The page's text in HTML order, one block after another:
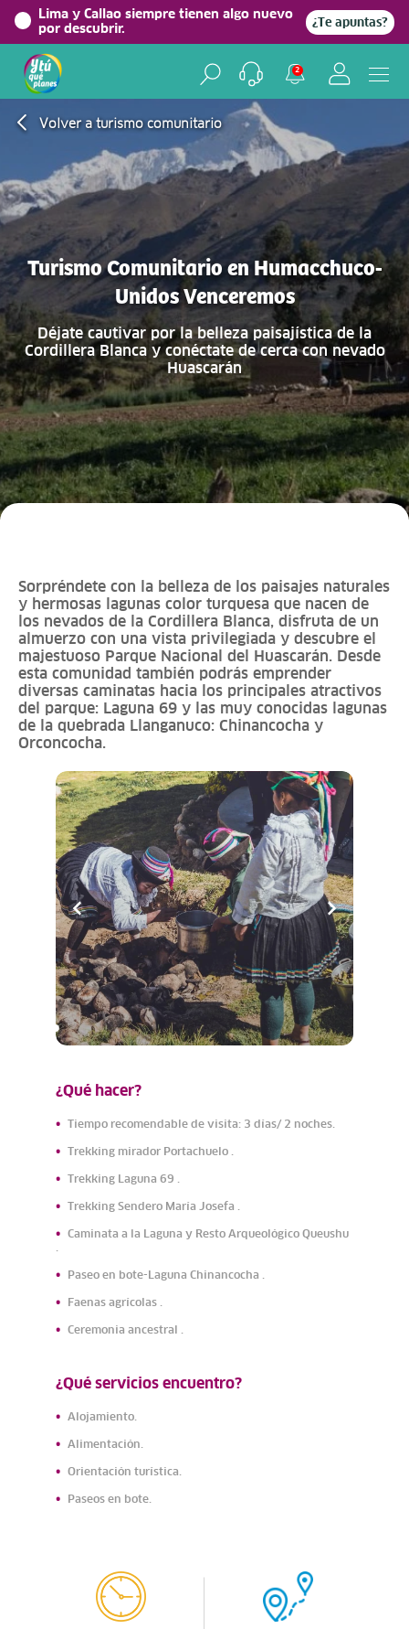
Lima y Callao siempre tienen algo nuevo
por descubrir.
¿Te apuntas?
2
Volver a turismo comunitario
Turismo Comunitario en Humacchuco-
Unidos Venceremos
Déjate cautivar por la belleza paisajística de la
Cordillera Blanca y conéctate de cerca con nevado
Huascarán
Sorpréndete con la belleza de los paisajes naturales
y hermosas lagunas color turquesa que nacen de
los nevados de la Cordillera Blanca, disfruta de un
almuerzo con una vista privilegiada y descubre el
majestuoso Parque Nacional del Huascarán. Desde
esta comunidad también podrás emprender
diversas caminatas hacia los principales atractivos
del parque: Laguna 69 y las muy conocidas lagunas
de la quebrada Llanganuco: Chinancocha y
Orconcocha.
¿Qué hacer?
Tiempo recomendable de visita: 3 días/ 2 noches.
Trekking mirador Portachuelo .
Trekking Laguna 69 .
Trekking Sendero María Josefa .
Caminata a la Laguna y Resto Arqueológico Queushu
.
Paseo en bote-Laguna Chinancocha .
Faenas agrícolas .
Ceremonia ancestral .
¿Qué servicios encuentro?
Alojamiento.
Alimentación.
Orientación turística.
Paseos en bote.